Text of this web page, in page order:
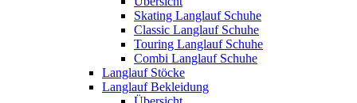
Skating Langlauf Schuhe
Classic Langlauf Schuhe
Touring Langlauf Schuhe
Combi Langlauf Schuhe
Langlauf Stöcke
Langlauf Bekleidung